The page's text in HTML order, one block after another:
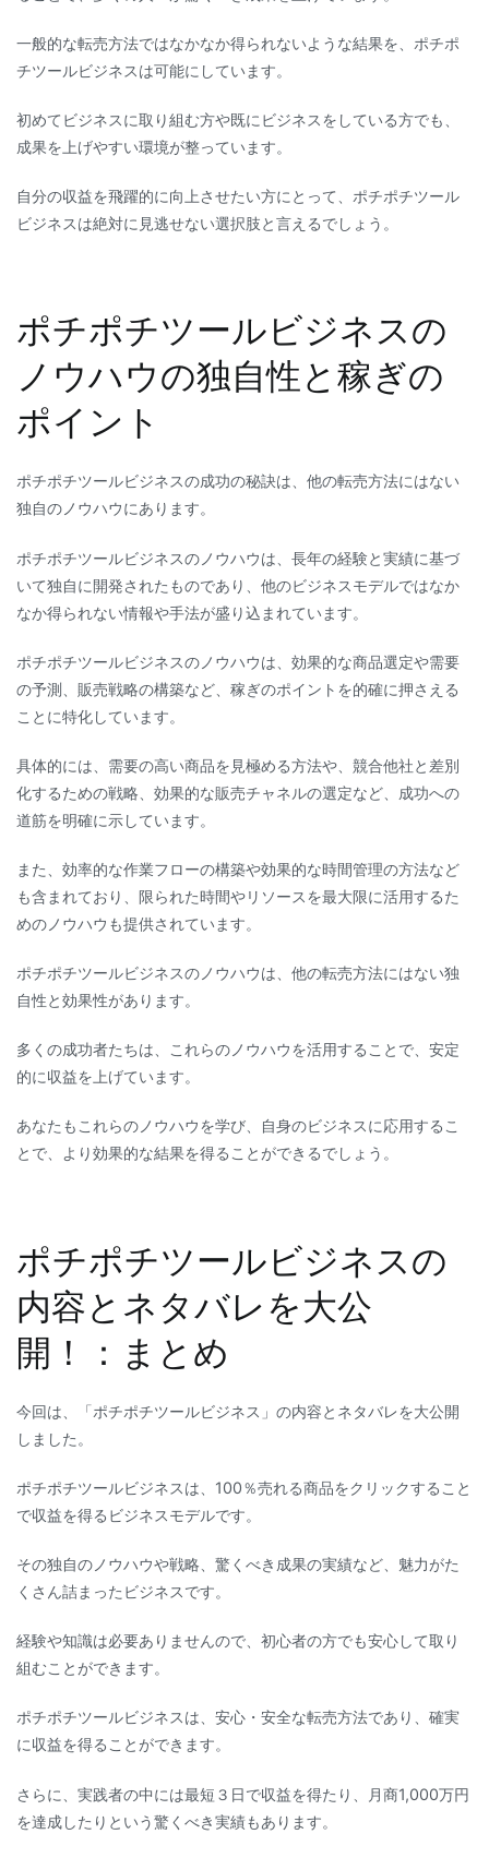
一般的な転売方法ではなかなか得られないような結果を、ポチポ
チツールビジネスは可能にしています。
初めてビジネスに取り組む方や既にビジネスをしている方でも、
成果を上げやすい環境が整っています。
自分の収益を飛躍的に向上させたい方にとって、ポチポチツール
ビジネスは絶対に見逃せない選択肢と言えるでしょう。
ポチポチツールビジネスの
ノウハウの独自性と稼ぎの
ポイント
ポチポチツールビジネスの成功の秘訣は、他の転売方法にはない
独自のノウハウにあります。
ポチポチツールビジネスのノウハウは、長年の経験と実績に基づ
いて独自に開発されたものであり、他のビジネスモデルではなか
なか得られない情報や手法が盛り込まれています。
ポチポチツールビジネスのノウハウは、効果的な商品選定や需要
の予測、販売戦略の構築など、稼ぎのポイントを的確に押さえる
ことに特化しています。
具体的には、需要の高い商品を見極める方法や、競合他社と差別
化するための戦略、効果的な販売チャネルの選定など、成功への
道筋を明確に示しています。
また、効率的な作業フローの構築や効果的な時間管理の方法など
も含まれており、限られた時間やリソースを最大限に活用するた
めのノウハウも提供されています。
ポチポチツールビジネスのノウハウは、他の転売方法にはない独
自性と効果性があります。
多くの成功者たちは、これらのノウハウを活用することで、安定
的に収益を上げています。
あなたもこれらのノウハウを学び、自身のビジネスに応用するこ
とで、より効果的な結果を得ることができるでしょう。
ポチポチツールビジネスの
内容とネタバレを大公
開！：まとめ
今回は、「ポチポチツールビジネス」の内容とネタバレを大公開
しました。
ポチポチツールビジネスは、100％売れる商品をクリックすること
で収益を得るビジネスモデルです。
その独自のノウハウや戦略、驚くべき成果の実績など、魅力がた
くさん詰まったビジネスです。
経験や知識は必要ありませんので、初心者の方でも安心して取り
組むことができます。
ポチポチツールビジネスは、安心・安全な転売方法であり、確実
に収益を得ることができます。
さらに、実践者の中には最短３日で収益を得たり、月商1,000万円
を達成したりという驚くべき実績もあります。